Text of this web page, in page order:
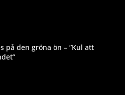
på den gröna ön – ”Kul att